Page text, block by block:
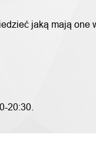
jaką mają one
20:30.